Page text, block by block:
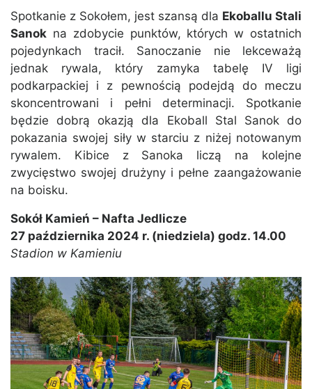
Spotkanie z Sokołem, jest szansą dla Ekoballu Stali
Sanok na zdobycie punktów, których w ostatnich
pojedynkach tracił. Sanoczanie nie lekceważą
jednak rywala, który zamyka tabelę IV ligi
podkarpackiej i z pewnością podejdą do meczu
skoncentrowani i pełni determinacji. Spotkanie
będzie dobrą okazją dla Ekoball Stal Sanok do
pokazania swojej siły w starciu z niżej notowanym
rywalem. Kibice z Sanoka liczą na kolejne
zwycięstwo swojej drużyny i pełne zaangażowanie
na boisku.
Sokół Kamień – Nafta Jedlicze
27 października 2024 r. (niedziela) godz. 14.00
Stadion w Kamieniu